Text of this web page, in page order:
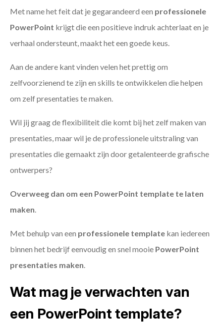
Met name het feit dat je gegarandeerd een professionele
PowerPoint krijgt die een positieve indruk achterlaat en je
verhaal ondersteunt, maakt het een goede keus.
Aan de andere kant vinden velen het prettig om
zelfvoorzienend te zijn en skills te ontwikkelen die helpen
om zelf presentaties te maken.
Wil jij graag de flexibiliteit die komt bij het zelf maken van
presentaties, maar wil je de professionele uitstraling van
presentaties die gemaakt zijn door getalenteerde grafische
ontwerpers?
Overweeg dan om een PowerPoint template te laten
maken.
Met behulp van een professionele template kan iedereen
binnen het bedrijf eenvoudig en snel mooie PowerPoint
presentaties maken.
Wat mag je verwachten van
een PowerPoint template?